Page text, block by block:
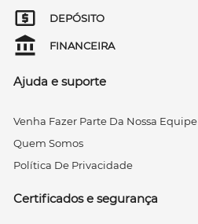
DEPÓSITO
FINANCEIRA
Ajuda e suporte
Venha Fazer Parte Da Nossa Equipe
Quem Somos
Política De Privacidade
Certificados e segurança